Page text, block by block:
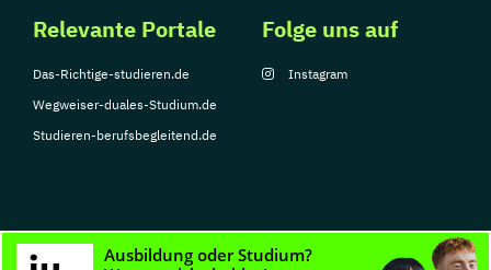
Relevante Portale
Das-Richtige-studieren.de
Wegweiser-duales-Studium.de
Studieren-berufsbegleitend.de
Folge uns auf
Instagram